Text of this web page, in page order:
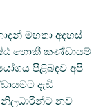
මහතා අදහස්
හොකී කණ්ඩායම්
පිළිබඳව අපි
දැඩි
නව